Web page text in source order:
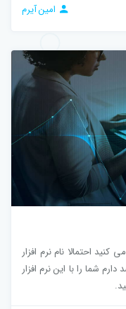
امین آیرم
احتمالا نام نرم افزار
شما را با این نرم افزار